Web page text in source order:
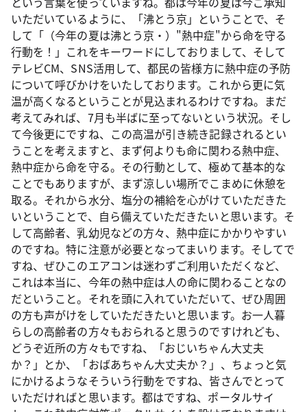
いただいているように、「沸とう京」ということで、そ
して「（今年の夏は沸とう京・）"熱中症"から命を守る
行動を！」これをキーワードにしておりまして、そして
テレビCM、SNS活用して、都民の皆様方に熱中症の予防
について呼びかけをいたしております。これから更に気
温が高くなるということが見込まれるわけですね。まだ
考えてみれば、7月も半ばに至ってないという状況。そし
て今後更にですね、この高温が引き続き記録されるとい
うことを考えますと、まず何よりも命に関わる熱中症、
熱中症から命を守る。その行動として、極めて基本的な
ことでもありますが、まず涼しい場所でこまめに休憩を
取る。それから水分、塩分の補給を心がけていただきた
いということで、自ら備えていただきたいと思います。そ
して高齢者、乳幼児などの方々、熱中症にかかりやすい
のですね。特に注意が必要となってまいります。そしてで
すね、ぜひこのエアコンは迷わずご利用いただくなど、
これは本当に、今年の熱中症は人の命に関わることなの
だということ。それを頭に入れていただいて、ぜひ周囲
の方も声がけをしていただきたいと思います。お一人暮
らしの高齢者の方々もおられると思うのですけれども、
どうぞ近所の方々もですね、「おじいちゃん大丈夫
か？」とか、「おばあちゃん大丈夫か？」、ちょっと気
にかけるようなそういう行動をですね、皆さんでとって
いただければと思います。都はですね、ポータルサイ